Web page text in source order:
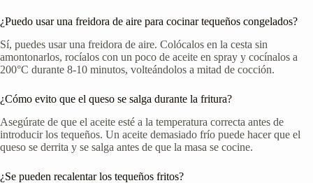
¿Puedo usar una freidora de aire para cocinar tequeños congelados?
Sí, puedes usar una freidora de aire. Colócalos en la cesta sin
amontonarlos, rocíalos con un poco de aceite en spray y cocínalos a
200°C durante 8-10 minutos, volteándolos a mitad de cocción.
¿Cómo evito que el queso se salga durante la fritura?
Asegúrate de que el aceite esté a la temperatura correcta antes de
introducir los tequeños. Un aceite demasiado frío puede hacer que el
queso se derrita y se salga antes de que la masa se cocine.
¿Se pueden recalentar los tequeños fritos?